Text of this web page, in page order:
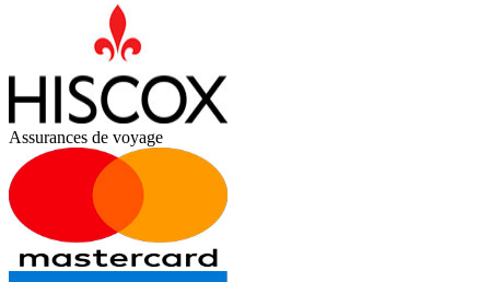
Assurances de voyage